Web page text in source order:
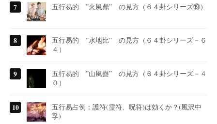
五行易的 ”火風鼎” の見方（６４卦シリーズ⑲）
五行易的 ”水地比” の見方（６４卦シリーズ－６
４）
五行易的 ”山風蠱” の見方（６４卦シリーズ－４
０）
五行易占例：護符(霊符、呪符)は効くか？(風沢中
孚)